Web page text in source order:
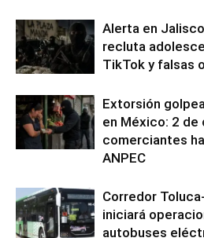
Alerta en
recluta
TikTok y falsas
Extorsión
en México: 2 de
comerciantes
ANPEC
Corredor
iniciará
autobuses